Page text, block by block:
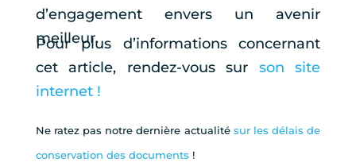
d’engagement envers un avenir
meilleur.
Pour plus d’informations concernant
cet article, rendez-vous sur son site
internet !
Ne ratez pas notre dernière actualité sur les délais de
conservation des documents !